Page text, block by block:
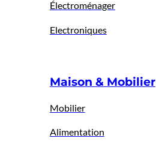
Électroménager
Electroniques
Maison & Mobilier
Mobilier
Alimentation